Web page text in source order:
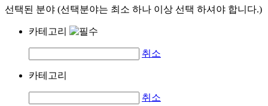
선택된 분야 (선택분야는 최소 하나 이상 선택 하셔야 합니다.)
카테고리
취소
카테고리
취소